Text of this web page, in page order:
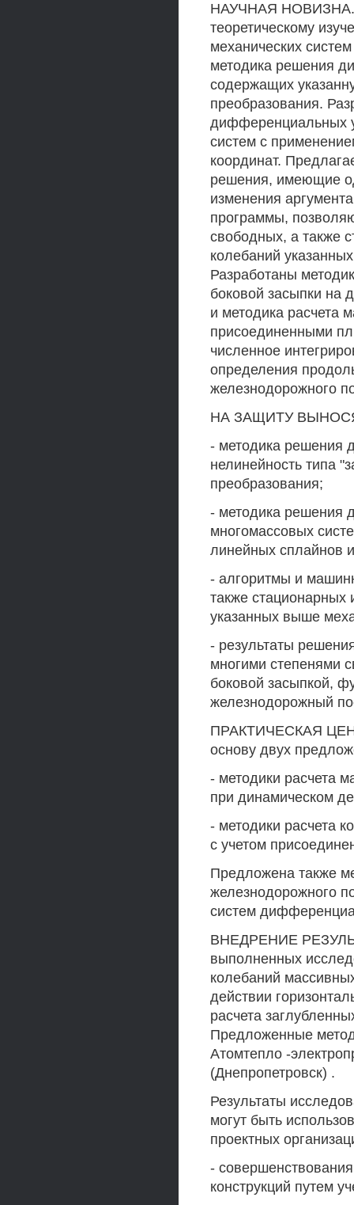
НАУЧНАЯ НОВИЗНА.
теоретическому
механических
методика решения
содержащих
преобразования.
дифференциальных
систем с
координат.
решения, имеющие
изменения
программы,
свободных, а также
колебаний
Разработаны
боковой засыпки на
и методика расчета
присоединенными
численное
определения
железнодорожного
НА ЗАЩИТУ
- методика решения
нелинейность типа
преобразования;
- методика решения
многомассовых
линейных сплайнов
- алгоритмы и
также
указанных выше
- результаты
многими степенями
боковой засыпкой,
железнодорожный
ПРАКТИЧЕСКАЯ
основу двух
- методики расчета
при динамическом
- методики расчета
с учетом
Предложена также
железнодорожного
систем
ВНЕДРЕНИЕ
выполненных
колебаний
действии
расчета
Предложенные
Атомтепло -
(Днепропетровск) .
Результаты
могут быть
проектных
-
конструкций путем